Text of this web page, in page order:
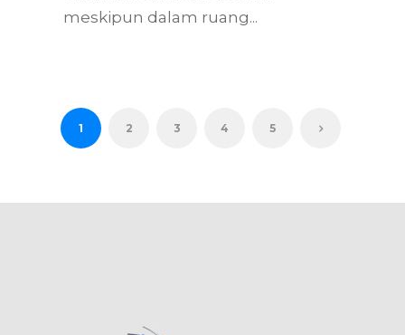
meskipun dalam ruang...
1 2 3 4 5